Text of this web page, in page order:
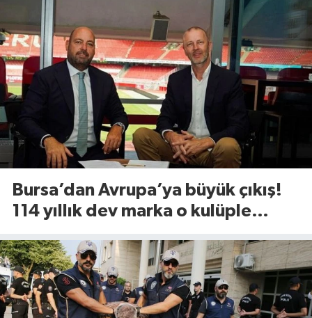
Bursa’dan Avrupa’ya büyük çıkış!
114 yıllık dev marka o kulüple